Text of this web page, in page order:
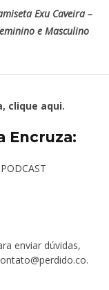
Exu Caveira –
e Masculino
clique aqui.
Encruza:
enviar dúvidas,
.